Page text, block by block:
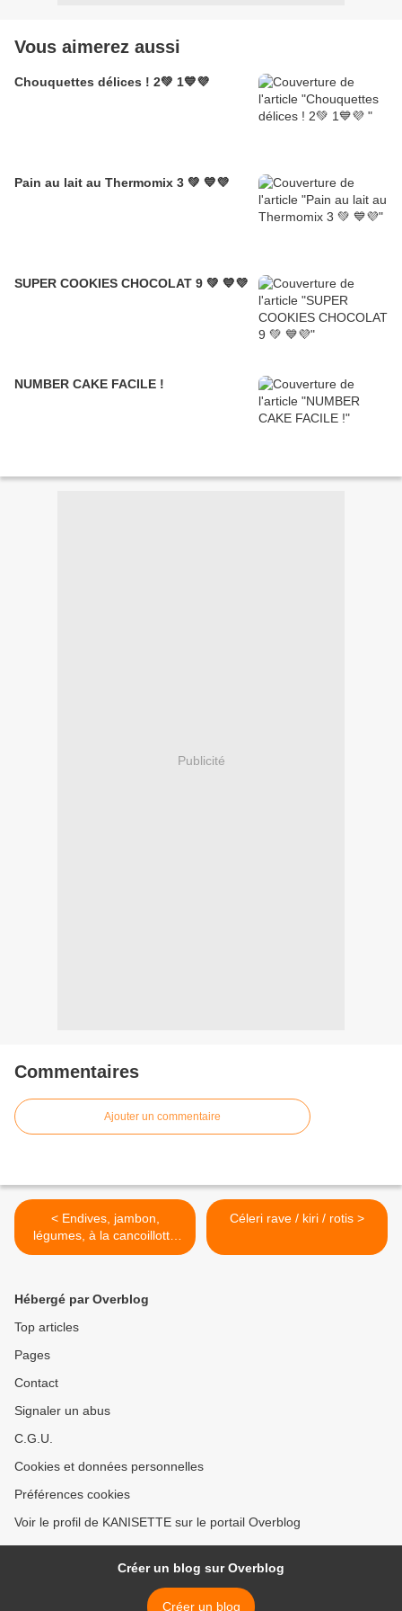
Vous aimerez aussi
Chouquettes délices ! 2💚 1💙💜
Pain au lait au Thermomix 3 💚 💙💜
SUPER COOKIES CHOCOLAT 9 💚 💙💜
NUMBER CAKE FACILE !
Publicité
Commentaires
Ajouter un commentaire
< Endives, jambon,
légumes, à la cancoillotte
au Cookéo 4💚💙 2💜
Céleri rave / kiri / rotis >
Hébergé par Overblog
Top articles
Pages
Contact
Signaler un abus
C.G.U.
Cookies et données personnelles
Préférences cookies
Voir le profil de KANISETTE sur le portail Overblog
Créer un blog sur Overblog
Créer un blog